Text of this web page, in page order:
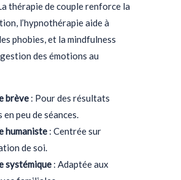
thérapie de couple renforce la
l’hypnothérapie aide à
phobies, et la mindfulness
des émotions au
brève : Pour des résultats
peu de séances.
humaniste : Centrée sur
de soi.
systémique : Adaptée aux